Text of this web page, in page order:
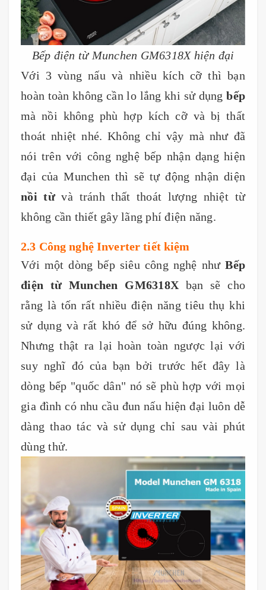
Bếp điện từ Munchen GM6318X hiện đại
Với 3 vùng nấu và nhiều kích cỡ thì bạn
hoàn toàn không cần lo lắng khi sử dụngbếp
mà nồi không phù hợp kích cỡ và bị thất
thoát nhiệt nhé. Không chỉ vậy mà như đã
nói trên với công nghệ bếp nhận dạng hiện
đại của Munchen thì sẽ tự động nhận diện
nồi từvà tránh thất thoát lượng nhiệt từ
không cần thiết gây lãng phí điện năng.
2.3 Công nghệ Inverter tiết kiệm
Với một dòng bếp siêu công nghệ nhưBếp
điện từ Munchen GM6318X bạn sẽ cho
rằng là tốn rất nhiều điện năng tiêu thụ khi
sử dụng và rất khó để sở hữu đúng không.
Nhưng thật ra lại hoàn toàn ngược lại với
suy nghĩ đó của bạn bởi trước hết đây là
dòng bếp "quốc dân" nó sẽ phù hợp với mọi
gia đình có nhu cầu đun nấu hiện đại luôn dễ
dàng thao tác và sử dụng chỉ sau vài phút
dùng thử.